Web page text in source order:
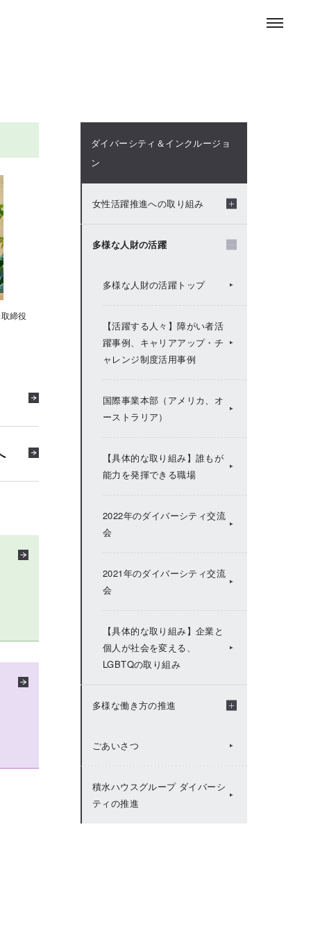
締役
ダイバーシティ＆インクルージョ
ン
女性活躍推進への取り組み
女性の活躍推進の取り組みト
ジ」
ッジ」トップ
レッジ 卒業生交流会
座談会
の声
多様な人財の活躍
多様な人財の活躍トップ
【活躍する人々】障がい者活
躍事例、キャリアアップ・チ
ャレンジ制度活用事例
国際事業本部（アメリカ、オ
ーストラリア）
【具体的な取り組み】誰もが
能力を発揮できる職場
2022年のダイバーシティ交流
会
2021年のダイバーシティ交流
会
【具体的な取り組み】企業と
個人が社会を変える、
LGBTQの取り組み
多様な働き方の推進
多様な働き方の推進トップ
男性の育児休業取得を、より
よい社会づくりのきっかけに
ごあいさつ
積水ハウスグループ ダイバーシ
ティの推進